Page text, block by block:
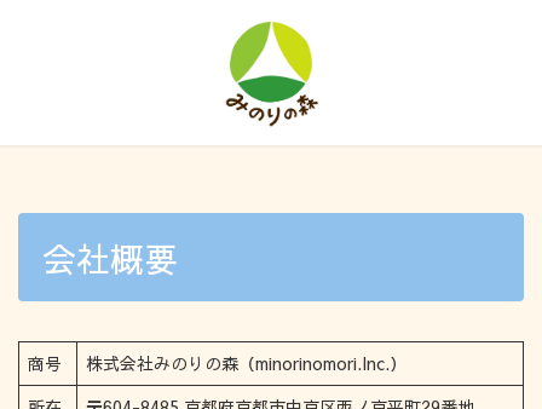
会社概要
商号
株式会社みのりの森（minorinomori.Inc.）